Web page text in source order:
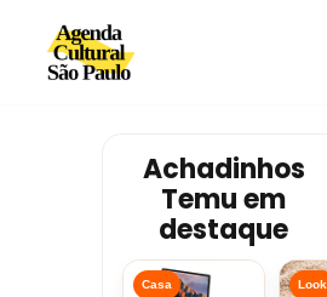
Avançar
Achadinhos
Temu em
destaque
Casa Look